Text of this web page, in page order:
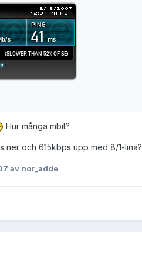
Hur många mbit?
ner och 615kbps upp med 8/1-lina?
av nor_adde